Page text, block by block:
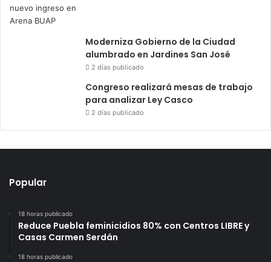
Moderniza Gobierno de la Ciudad
alumbrado en Jardines San José
2 días publicado
Congreso realizará mesas de trabajo
para analizar Ley Casco
2 días publicado
Popular
18 horas publicado
Reduce Puebla feminicidios 80% con Centros LIBRE y
Casas Carmen Serdán
18 horas publicado